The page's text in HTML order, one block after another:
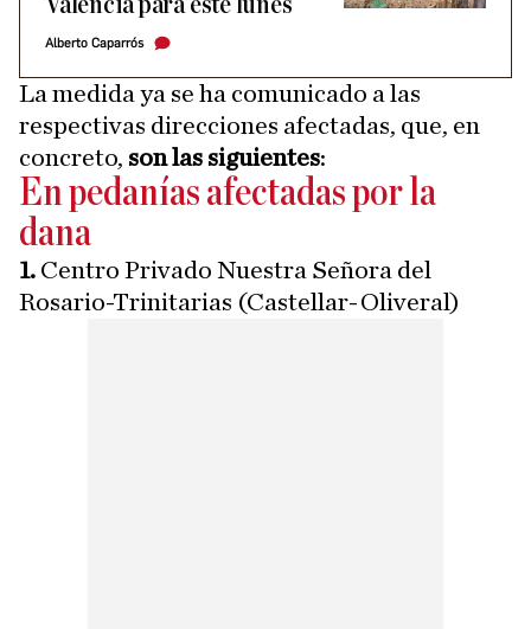
Valencia para este lunes
Alberto Caparrós
La medida ya se ha comunicado a las
respectivas direcciones afectadas, que, en
concreto, son las siguientes:
En pedanías afectadas por la
dana
1. Centro Privado Nuestra Señora del
Rosario-Trinitarias (Castellar-Oliveral)